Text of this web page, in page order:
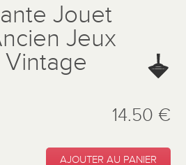
Jouet
Jeux
14.50 €
AJOUTER AU PANIER